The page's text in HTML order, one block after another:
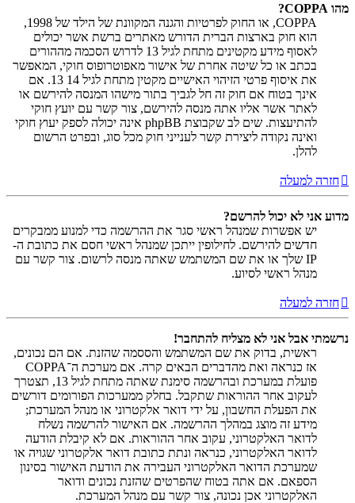
מהו COPPA?
COPPA, או החוק לפרטיות והגנה המקוונת של הילד של 1998,
הוא חוק בארצות הברית הדורש מאתרים ברשת אשר יכולים
לאסוף מידע מקטינים מתחת לגיל 13 לדרוש הסכמה מההורים
בכתב או כל שיטה אחרת של אישור מאפוטרופוס חוקי, המאפשר
את איסוף פרטי הזיהוי האישיים מקטין מתחת לגיל 14 13. אם
אינך בטוח אם חוק זה חל לגביך בתור מישהו המנסה להירשם או
לאתר אשר אליו אתה מנסה להירשם, צור קשר עם יועץ חוקי
להתיעצות. שים לב שקבוצת phpBB אינה יכולה לספק יעוץ חוקי
ואינה נקודה ליצירת קשר לענייני חוק מכל סוג, ובפרט הרשום
להלן.
חזרה למעלה
מדוע אני לא יכול להרשם?
יש אפשרות שמנהל ראשי סגר את ההרשמה כדי למנוע ממבקרים
חדשים להירשם. לחילופין ייתכן שמנהל ראשי חסם את כתובת ה-
IP שלך או את שם המשתמש שאתה מנסה לרשום. צור קשר עם
מנהל ראשי לסיוע.
חזרה למעלה
נרשמתי אבל אני לא מצליח להתחבר!
ראשית, בדוק את שם המשתמש והססמה שהזנת. אם הם נכונים,
אז כנראה ואת מהדברים הבאים קרה. אם מערכת ה־COPPA
פועלת במערכת ובהרשמה סימנת שאתה מתחת לגיל 13, תצטרך
לעקוב אחר ההוראות שתקבל. בחלק ממערכות הפורומים דורשים
את הפעלת החשבון, על ידי דואר אלקטרוני או מנהל המערכת;
מידע זה מוצג במהלך ההרשמה. אם האישור להרשמה נשלח
לדואר האלקטרוני, עקוב אחר ההוראות. אם לא קיבלת הודעה
לדואר האלקטרוני, כנראה ונתת כתובת דואר אלקטרוני שגויה או
שמערכת הדואר האלקטרוני העבירה את הודעת האישור בסינון
הספאם. אם אתה בטוח שהפרטים שהזנת נכונים ודואר
האלקטרוני אכן נכונה, צור קשר עם מנהל המערכת.